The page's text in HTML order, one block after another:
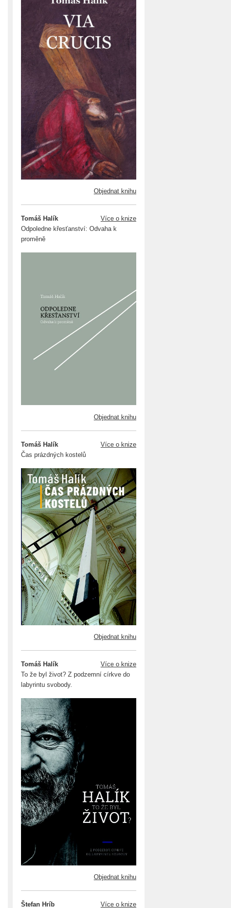
Objednat knihu
Tomáš Halík
Více o knize
Odpoledne křesťanství: Odvaha k
proměně
Objednat knihu
Tomáš Halík
Více o knize
Čas prázdných kostelů
Objednat knihu
Tomáš Halík
Více o knize
To že byl život? Z podzemní církve do
labyrintu svobody.
Objednat knihu
Štefan Hríb Více o knize